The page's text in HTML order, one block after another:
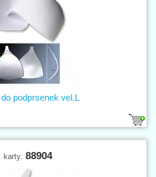
podprsenek vel.L
karty: 88904